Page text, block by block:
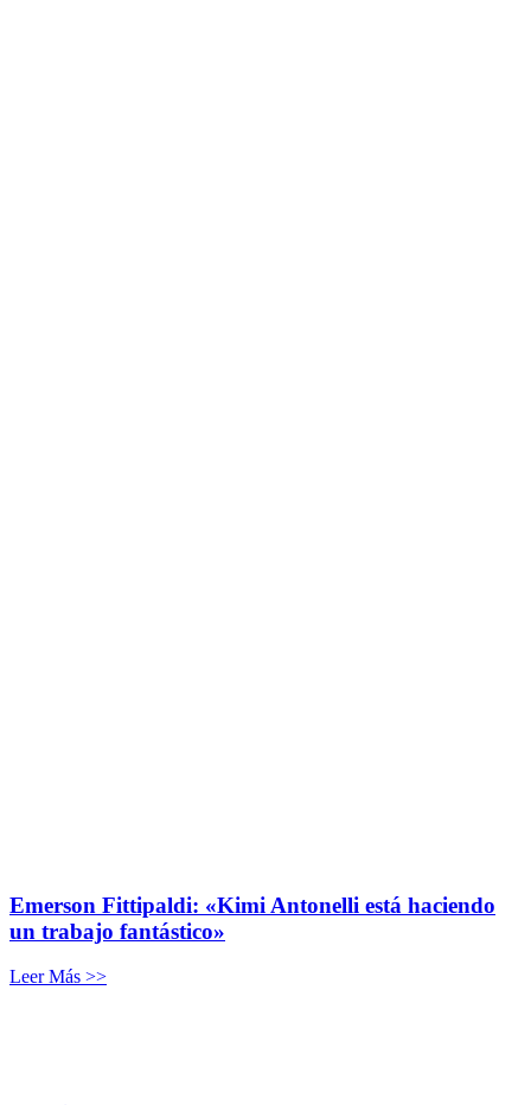
Emerson Fittipaldi: «Kimi Antonelli está haciendo
un trabajo fantástico»
Leer Más >>